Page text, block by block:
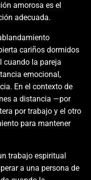
amorosa es el
adecuada.
cariños dormidos
cuando la pareja
emocional,
En el contexto de
a distancia —por
por trabajo y el otro
para mantener
trabajo espiritual
a una persona de